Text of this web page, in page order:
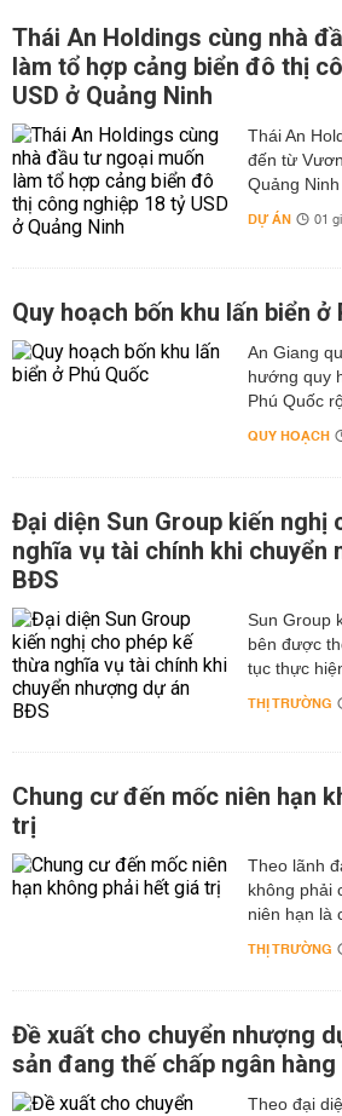
Thái An Holdings cùng nhà
làm tổ hợp cảng biển đô thị
USD ở Quảng Ninh
Thái An
đến từ
Quảng
DỰ ÁN 01
Quy hoạch bốn khu lấn biển ở
An Giang
hướng quy
Phú Quốc
QUY HOẠCH
Đại diện Sun Group kiến nghị
nghĩa vụ tài chính khi chuyển
BĐS
Sun Group
bên được
tục thực
THỊ TRƯỜNG
Chung cư đến mốc niên hạn
trị
Theo lãnh
không phải
niên hạn là
THỊ TRƯỜNG
Đề xuất cho chuyển nhượng
sản đang thế chấp ngân hàng
Theo đại